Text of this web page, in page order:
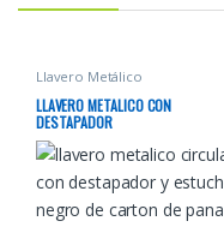
Llavero Metálico
LLAVERO METALICO CON
DESTAPADOR